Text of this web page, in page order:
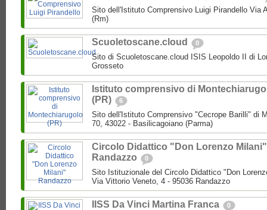
Sito dell'Istituto Comprensivo Luigi Pirandello Via
(Rm)
Scuoletoscane.cloud 0
Sito di Scuoletoscane.cloud ISIS Leopoldo II di
Grosseto
Istituto comprensivo di
(PR)
6
Sito dell'Istituto Comprensivo "Cecrope Barilli" di
70, 43022 - Basilicagoiano (Parma)
Circolo Didattico "Don Lorenzo Milani"
Randazzo
0
Sito Istituzionale del Circolo Didattico "Don
Via Vittorio Veneto, 4 - 95036 Randazzo
IISS Da Vinci Martina Franca 0